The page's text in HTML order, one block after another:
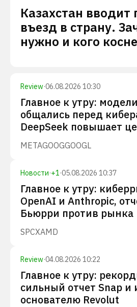
Казахстан вводит
въезд в страну.
нужно и кого
Review·06.08.2026 10:30
Главное к утру:
общались перед
DeepSeek повышает
METAGOOGGOOGL
Новости·+1·05.08.2026 10:37
Главное к утру:
OpenAI и Anthropic,
Бьюрри против рынка
SPCXAMD
Review·04.08.2026 10:22
Главное к утру:
сильный отчет Snap и
основателю Revolut